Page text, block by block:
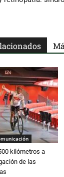
kilómetros a
de las